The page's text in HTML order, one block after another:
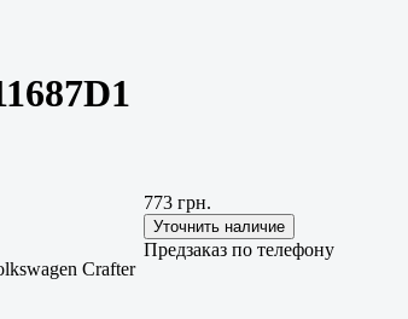
Crafter
773 грн.
Предзаказ по телефону